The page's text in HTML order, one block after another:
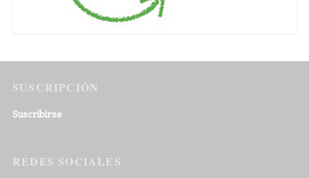
SUSCRIPCIÓN
Suscribirse
REDES SOCIALES